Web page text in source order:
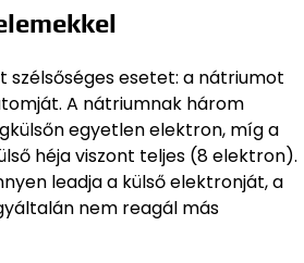
szélsőséges esetet: a nátriumot
A nátriumnak három
egyetlen elektron, míg a
héja viszont teljes (8 elektron).
leadja a külső elektronját, a
nem reagál más